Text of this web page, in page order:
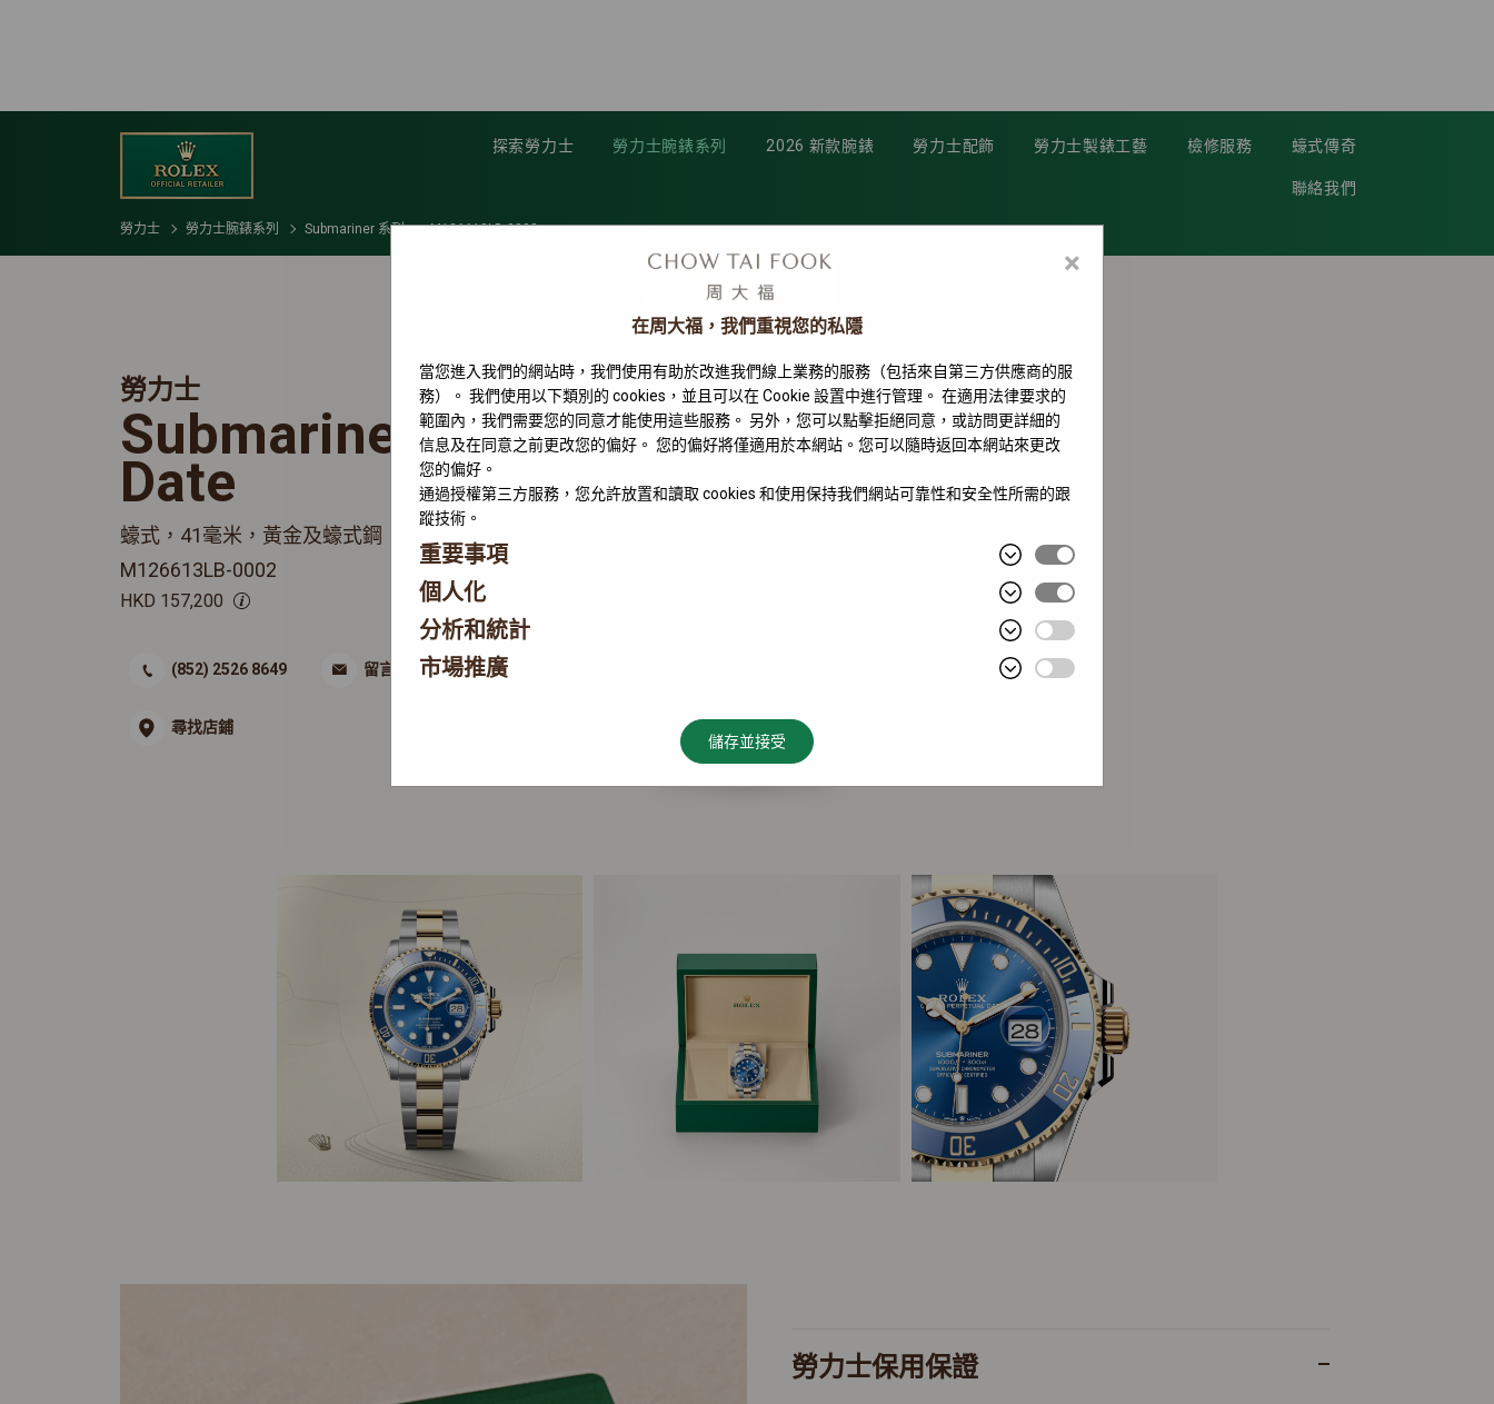
探索勞力士 勞力士腕錶系列 2026 新款腕錶 勞力士配飾 勞力士製錶工藝 檢修服務 蠔式傳奇
聯絡我們
勞力士 勞力士腕錶系列 Submariner 系列 M126613LB-0002
勞力士
Submariner
Date
蠔式，41毫米，黃金及蠔式鋼
M126613LB-0002
HKD 157,200
(852) 2526 8649 留言
尋找店鋪
勞力士保用保證
×
在周大福，我們重視您的私隱
當您進入我們的網站時，我們使用有助於改進我們線上業務的服務（包括來自第三方供應商的服
務）。 我們使用以下類別的 cookies，並且可以在 Cookie 設置中進行管理。 在適用法律要求的
範圍內，我們需要您的同意才能使用這些服務。 另外，您可以點擊拒絕同意，或訪問更詳細的
信息及在同意之前更改您的偏好。 您的偏好將僅適用於本網站。您可以隨時返回本網站來更改
您的偏好。
通過授權第三方服務，您允許放置和讀取 cookies 和使用保持我們網站可靠性和安全性所需的跟
蹤技術。
重要事項
個人化
分析和統計
市場推廣
儲存並接受